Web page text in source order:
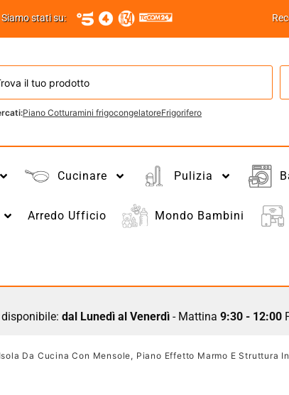
Siamo stati su:
Piano Cotturamini frigocongelatoreFrigorifero
Cucinare Pulizia
Arredo Ufficio Mondo Bambini
disponibile: dal Lunedì al Venerdì- Mattina 9:30 - 12:00
Da Cucina Con Mensole, Piano Effetto Marmo E Struttura